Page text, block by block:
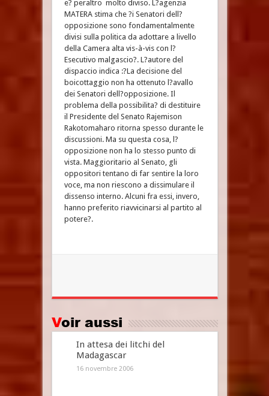
e? peraltro molto diviso. L?agenzia
MATERA stima che ?i Senatori dell?
opposizione sono fondamentalmente
divisi sulla politica da adottare a livello
della Camera alta vis-à-vis con l?
Esecutivo malgascio?. L?autore del
dispaccio indica :?La decisione del
boicottaggio non ha ottenuto l?avallo
dei Senatori dell?opposizione. Il
problema della possibilita? di destituire
il Presidente del Senato Rajemison
Rakotomaharo ritorna spesso durante le
discussioni. Ma su questa cosa, l?
opposizione non ha lo stesso punto di
vista. Maggioritario al Senato, gli
oppositori tentano di far sentire la loro
voce, ma non riescono a dissimulare il
dissenso interno. Alcuni fra essi, invero,
hanno preferito riavvicinarsi al partito al
potere?.
Voir aussi
In attesa dei litchi del
Madagascar
16 novembre 2006